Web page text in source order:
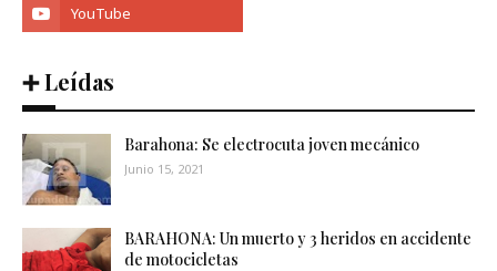
➕ Leídas
Barahona: Se electrocuta joven mecánico
Junio 15, 2021
BARAHONA: Un muerto y 3 heridos en accidente
de motocicletas